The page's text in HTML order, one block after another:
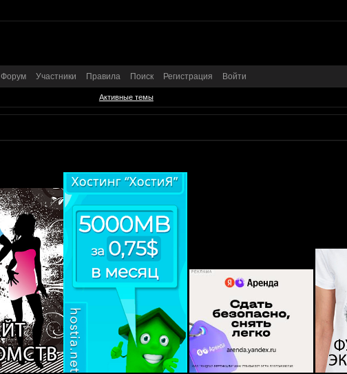
Форум Участники Правила Поиск Регистрация Войти
Активные темы